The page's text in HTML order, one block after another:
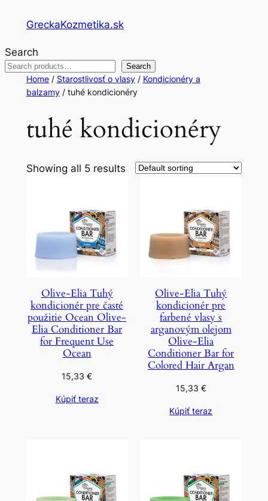
GreckaKozmetika.sk
Search
Search
Home/ Starostlivosť o vlasy/ Kondicionéry a
balzamy/ tuhé kondicionéry
tuhé kondicionéry
Showing all 5 results
Olive-Elia Tuhý
kondicionér pre časté
použitie Ocean Olive-
Elia Conditioner Bar
for Frequent Use
Ocean
15,33€
Kúpiť teraz
Olive-Elia Tuhý
kondicionér pre
farbené vlasy s
arganovým olejom
Olive-Elia
Conditioner Bar for
Colored Hair Argan
15,33 €
Kúpiť teraz